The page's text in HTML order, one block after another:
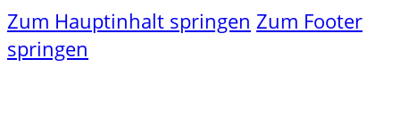
Zum Hauptinhalt springen Zum Footer
springen